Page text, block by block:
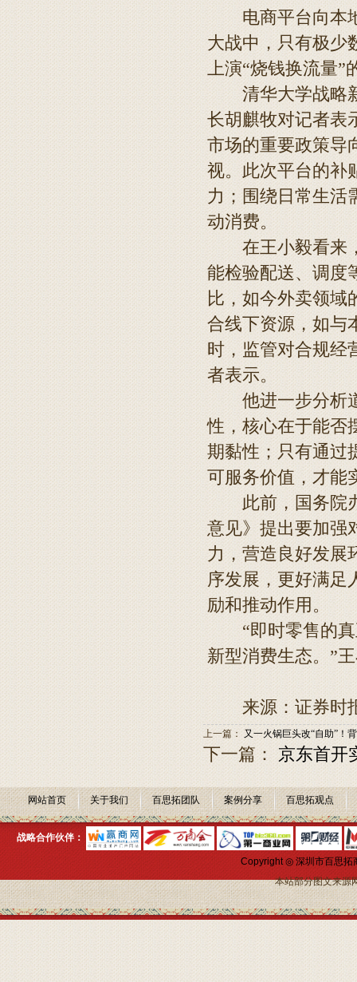
电商平台向本地
大战中，只有极少
上演“烧钱换流量”
清华大学战略新
长胡麒牧对记者表
市场的重要政策导
视。此次平台的补
力；围绕日常生活
动消费。
在王小毅看来，
能检验配送、调度
比，如今外卖领域
合线下资源，如与
时，监管对合规经
者表示。
他进一步分析道
性，核心在于能否
期黏性；只有通过
可服务价值，才能
此前，国务院办
意见》提出要加强
力，营造良好发展
序发展，更好满足
励和推动作用。
“即时零售的真正
新型消费生态。”
来源：证券时
上一篇： 又一火锅巨头改“自助”！
下一篇：京东首开
网站首页 关于我们 百思拓团队 案例分享 百思拓观点
战略合作伙伴：
Copyright ◎ 深圳市百思拓
本站部分图文来源